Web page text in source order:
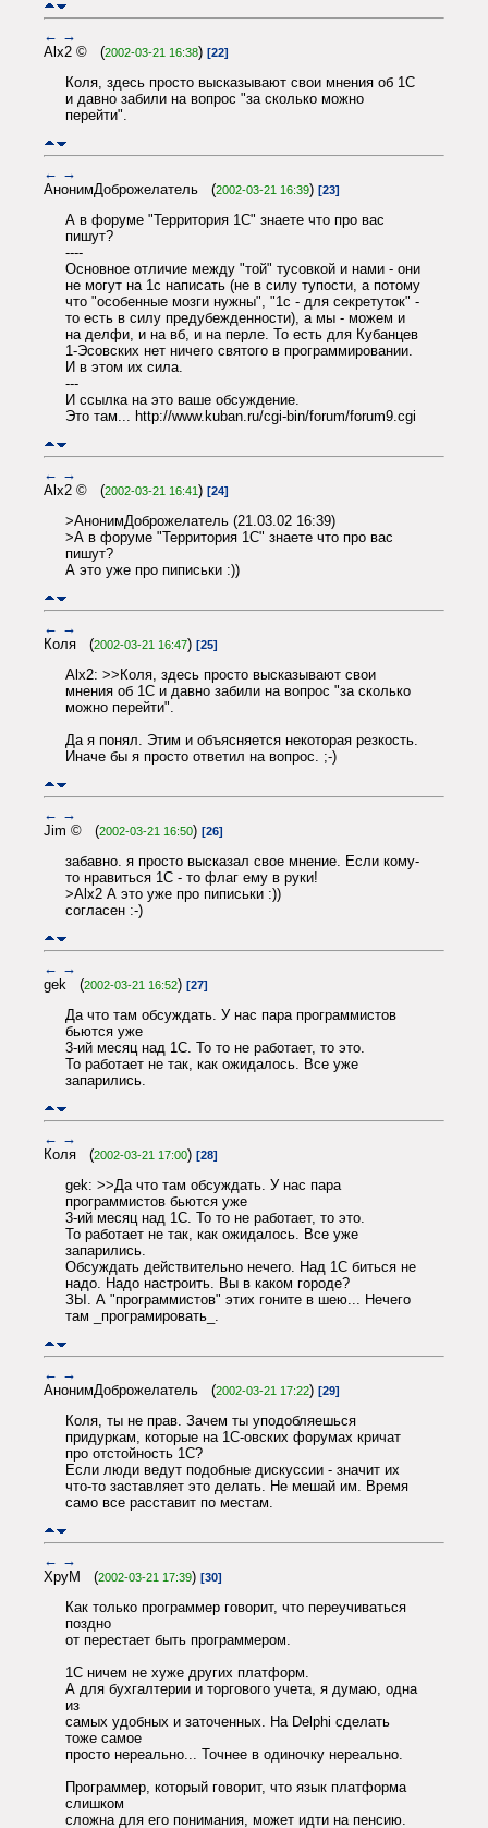
← →
Alx2 © (2002-03-21 16:38) [22]
Коля, здесь просто высказывают свои мнения об 1С
и давно забили на вопрос "за сколько можно
перейти".
← →
АнонимДоброжелатель (2002-03-21 16:39) [23]
А в форуме "Территория 1С" знаете что про вас
пишут?
----
Основное отличие между "той" тусовкой и нами - они
не могут на 1с написать (не в силу тупости, а потому
что "особенные мозги нужны", "1с - для секретуток" -
то есть в силу предубежденности), а мы - можем и
на делфи, и на вб, и на перле. То есть для Кубанцев
1-Эсовских нет ничего святого в программировании.
И в этом их сила.
---
И ссылка на это ваше обсуждение.
Это там... http://www.kuban.ru/cgi-bin/forum/forum9.cgi
← →
Alx2 © (2002-03-21 16:41) [24]
>АнонимДоброжелатель (21.03.02 16:39)
>А в форуме "Территория 1С" знаете что про вас
пишут?
А это уже про пиписьки :))
← →
Коля (2002-03-21 16:47) [25]
Alx2: >>Коля, здесь просто высказывают свои
мнения об 1С и давно забили на вопрос "за сколько
можно перейти".
Да я понял. Этим и объясняется некоторая резкость.
Иначе бы я просто ответил на вопрос. ;-)
← →
Jim © (2002-03-21 16:50) [26]
забавно. я просто высказал свое мнение. Если кому-
то нравиться 1С - то флаг ему в руки!
>Alx2 А это уже про пиписьки :))
согласен :-)
← →
gek (2002-03-21 16:52) [27]
Да что там обсуждать. У нас пара программистов
бьются уже
3-ий месяц над 1С. То то не работает, то это.
То работает не так, как ожидалось. Все уже
запарились.
← →
Коля (2002-03-21 17:00) [28]
gek: >>Да что там обсуждать. У нас пара
программистов бьются уже
3-ий месяц над 1С. То то не работает, то это.
То работает не так, как ожидалось. Все уже
запарились.
Обсуждать действительно нечего. Над 1С биться не
надо. Надо настроить. Вы в каком городе?
ЗЫ. А "программистов" этих гоните в шею... Нечего
там _програмировать_.
← →
АнонимДоброжелатель (2002-03-21 17:22) [29]
Коля, ты не прав. Зачем ты уподобляешься
придуркам, которые на 1С-овских форумах кричат
про отстойность 1С?
Если люди ведут подобные дискуссии - значит их
что-то заставляет это делать. Не мешай им. Время
само все расставит по местам.
← →
XpyM (2002-03-21 17:39) [30]
Как только программер говорит, что переучиваться
поздно
от перестает быть программером.
1С ничем не хуже других платформ.
А для бухгалтерии и торгового учета, я думаю, одна
из
самых удобных и заточенных. На Delphi сделать
тоже самое
просто нереально... Точнее в одиночку нереально.
Программер, который говорит, что язык платформа
слишком
сложна для его понимания, может идти на пенсию.